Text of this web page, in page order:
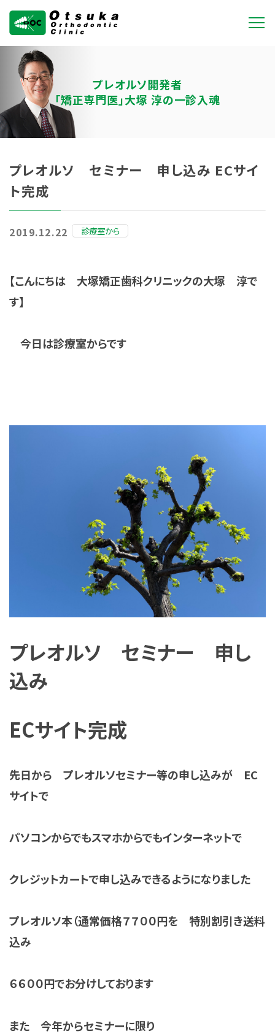
大塚矯正歯科クリニ
ック
プレオルソ開発者
「矯正専門医」大塚 淳の一診入魂
プレオルソ セミナー 申し込み ECサイ
ト完成
2019.12.22 診療室から
【こんにちは 大塚矯正歯科クリニックの大塚 淳で
す】
今日は診療室からです
プレオルソ セミナー 申し
込み
ECサイト完成
先日から プレオルソセミナー等の申し込みが EC
サイトで
パソコンからでもスマホからでもインターネットで
クレジットカートで申し込みできるようになりました
プレオルソ本（通常価格７７００円を 特別割引き送料
込み
６６００円でお分けしております
また 今年からセミナーに限り